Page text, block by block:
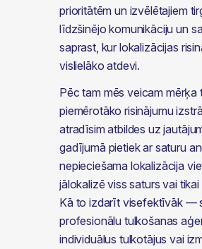
prioritātēm un izvēlētajiem
līdzšinējo komunikāciju un
saprast, kur lokalizācijas
vislielāko atdevi.
Pēc tam mēs veicam mērķa
piemērotāko risinājumu
atradīsim atbildes uz
gadījumā pietiek ar saturu
nepieciešama lokalizācija
jālokalizē viss saturs vai
Kā to izdarīt visefektīvāk —
profesionālu tulkošanas
individuālus tulkotājus vai